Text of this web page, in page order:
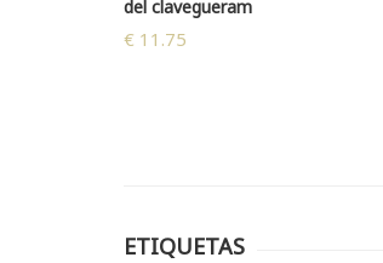
del clavegueram
€ 11.75
ETIQUETAS